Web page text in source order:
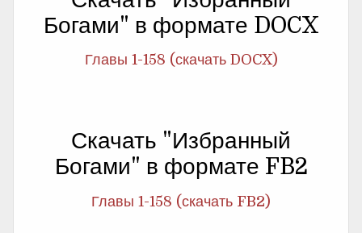
Богами" в формате DOCX
Главы 1-158 (скачать DOCX)
Скачать "Избранный
Богами" в формате FB2
Главы 1-158 (скачать FB2)